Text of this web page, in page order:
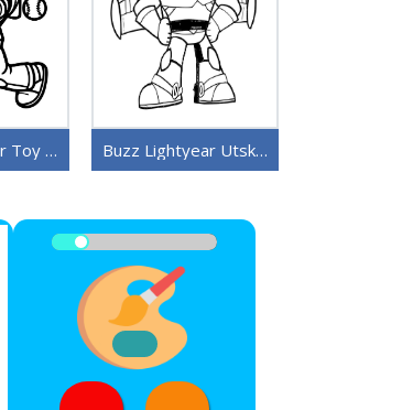
Buzz Lightyear Toy Story Buzz Lightyear Utskrivbar for Barn